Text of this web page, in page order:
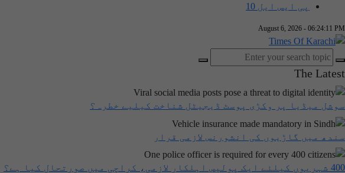
پی ایس ایل 10
August 6, 2026 - 06:24:12 PM
The Latest
سوشل میڈیا پر وکڑی پوسٹ ڈیجیٹل شناخت کیلیے خطرہ؟
سندھ میں گاڑیوں کی انشورنس لازمی قرار
400 شہریوں کیلئے ایک پولیس اہلکار لازمی، کراچی میں صورتحال کیا ہے؟